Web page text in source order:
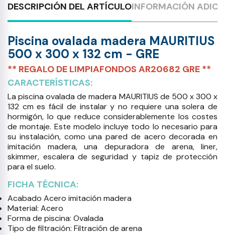
DESCRIPCIÓN DEL ARTÍCULOINFORMACIÓN
Piscina ovalada madera MAURITIUS
500 x 300 x 132 cm - GRE
** REGALO DE LIMPIAFONDOS AR20682 GRE **
CARACTERÍSTICAS:
La piscina ovalada de madera MAURITIUS de 500 x 300 x
132 cm es fácil de instalar y no requiere una solera de
hormigón, lo que reduce considerablemente los costes
de montaje. Este modelo incluye todo lo necesario para
su instalación, como una pared de acero decorada en
imitación madera, una depuradora de arena, liner,
skimmer, escalera de seguridad y tapiz de protección
para el suelo.
FICHA TÉCNICA:
Acabado Acero imitación madera
Material: Acero
Forma de piscina: Ovalada
Tipo de filtración: Filtración de arena